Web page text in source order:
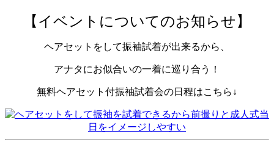
【イベントについてのお知らせ】
ヘアセットをして振袖試着が出来るから、
アナタにお似合いの一着に巡り合う！
無料ヘアセット付振袖試着会の日程はこちら↓